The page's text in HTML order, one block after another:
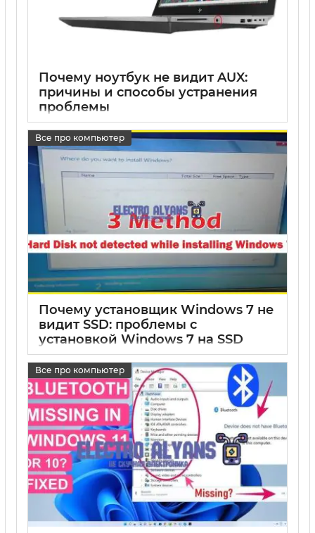
Почему ноутбук не видит AUX:
причины и способы устранения
проблемы
Все про компьютер
Почему установщик Windows 7 не
видит SSD: проблемы с
установкой Windows 7 на SSD
Все про компьютер